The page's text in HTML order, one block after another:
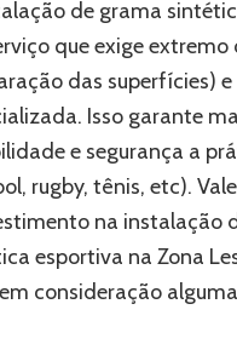
sintética
esportiva:
Por
que
investir?
de grama
que exige
das superfícies)
Isso garante
e segurança a
rugby, tênis, etc).
na instalação
esportiva na Zona
consideração